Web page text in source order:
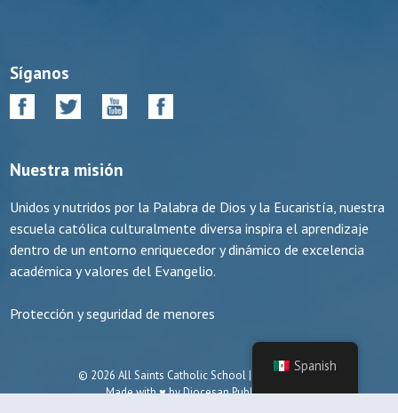
Síganos
Nuestra misión
Unidos y nutridos por la Palabra de Dios y la Eucaristía, nuestra
escuela católica culturalmente diversa inspira el aprendizaje
dentro de un entorno enriquecedor y dinámico de excelencia
académica y valores del Evangelio.
Protección y seguridad de menores
© 2026 All Saints Catholic School | Manassas, VA
Made with ♥ byDiocesan Publications
Spanish